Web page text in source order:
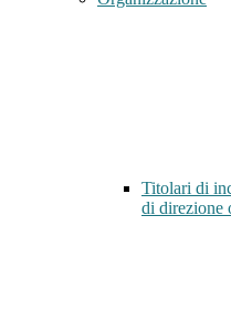
Titolari di
di direzione